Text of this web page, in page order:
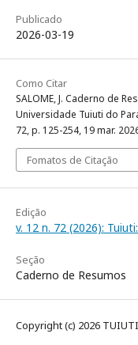
Publicado
2026-03-19
Como Citar
SALOME, J. Caderno de
Universidade Tuiuti do
72, p. 125-254, 19 mar.
Fomatos de Citação
Edição
v. 12 n. 72 (2026):
Seção
Caderno de Resumos
Copyright (c) 2026